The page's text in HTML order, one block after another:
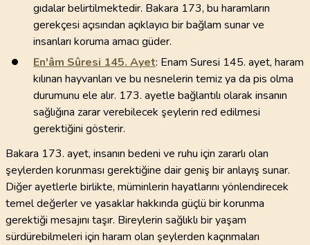
gıdalar belirtilmektedir. Bakara 173, bu haramların
gerekçesi açısından açıklayıcı bir bağlam sunar ve
insanları koruma amacı güder.
En'âm Sûresi 145. Ayet: Enam Suresi 145. ayet, haram
kılınan hayvanları ve bu nesnelerin temiz ya da pis olma
durumunu ele alır. 173. ayetle bağlantılı olarak insanın
sağlığına zarar verebilecek şeylerin red edilmesi
gerektiğini gösterir.
Bakara 173. ayet, insanın bedeni ve ruhu için zararlı olan
şeylerden korunması gerektiğine dair geniş bir anlayış sunar.
Diğer ayetlerle birlikte, müminlerin hayatlarını yönlendirecek
temel değerler ve yasaklar hakkında güçlü bir korunma
gerektiği mesajını taşır. Bireylerin sağlıklı bir yaşam
sürdürebilmeleri için haram olan şeylerden kaçınmaları